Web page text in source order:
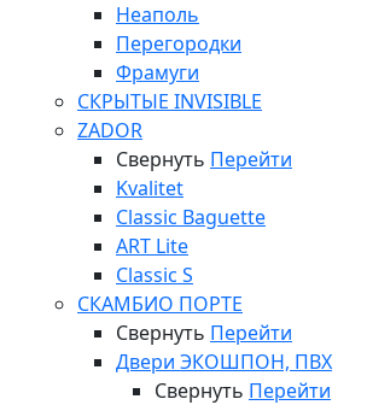
Неаполь
Перегородки
Фрамуги
СКРЫТЫЕ INVISIBLE
ZADOR
Свернуть Перейти
Kvalitet
Classic Baguette
ART Lite
Classic S
СКАМБИО ПОРТЕ
Свернуть Перейти
Двери ЭКОШПОН, ПВХ
Свернуть Перейти